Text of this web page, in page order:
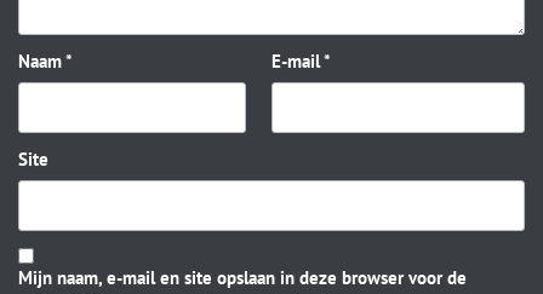
Naam* E-mail*
Site
Mijn naam, e-mail en site opslaan in deze browser voor de